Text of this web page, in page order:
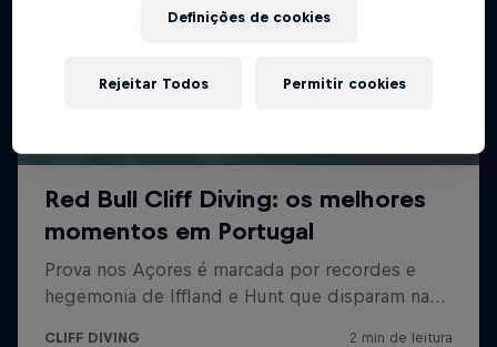
Definições de cookies
Rejeitar Todos Permitir cookies